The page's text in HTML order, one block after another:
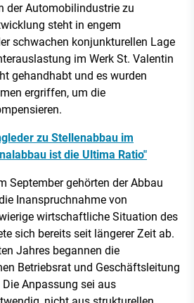
der Automobilindustrie zu
steht in engem
schwachen konjunkturellen Lage
im Werk St. Valentin
gehandhabt und es wurden
ergriffen, um die
zu Stellenabbau im
ist die Ultima Ratio"
September gehörten der Abbau
Inanspruchnahme von
wirtschaftliche Situation des
sich bereits seit längerer Zeit ab.
Jahres begannen die
Betriebsrat und Geschäftsleitung
Anpassung sei aus